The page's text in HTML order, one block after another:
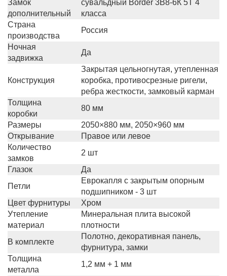
Замок
дополнительный
сувальдный Border 3В8-6К 5Т 4
класса
Страна
производства
Россия
Ночная
задвижка
Да
Конструкция
Закрытая цельногнутая, утепленная
коробка, противосрезные ригели,
ребра жесткости, замковый карман
Толщина
коробки
80 мм
Размеры
2050×880 мм, 2050×960 мм
Открывание
Правое или левое
Количество
замков
2 шт
Глазок
Да
Петли
Еврокапля с закрытым опорным
подшипником - 3 шт
Цвет фурнитуры
Хром
Утепление
материал
Минеральная плита высокой
плотности
В комплекте
Полотно, декоративная панель,
фурнитура, замки
Толщина
металла
1,2 мм + 1 мм